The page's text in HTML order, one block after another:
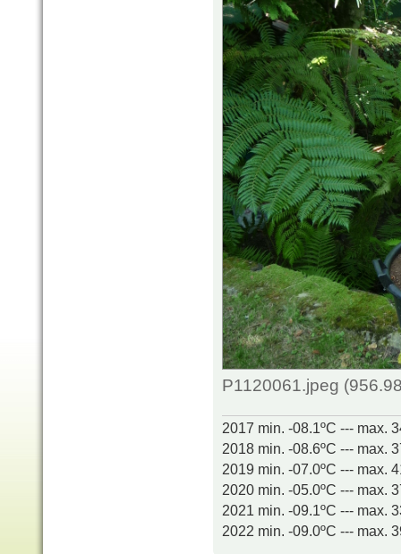
P1120061.jpeg
2017 min. -08.1ºC --- max.
2018 min. -08.6ºC --- max.
2019 min. -07.0ºC --- max.
2020 min. -05.0ºC --- max.
2021 min. -09.1ºC --- max.
2022 min. -09.0ºC --- max.